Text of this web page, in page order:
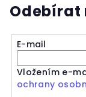
Odebírat
E-mail
Vložením e-
ochrany